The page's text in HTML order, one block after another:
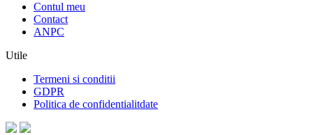
Contul meu
Contact
ANPC
Utile
Termeni si conditii
GDPR
Politica de confidentialitdate